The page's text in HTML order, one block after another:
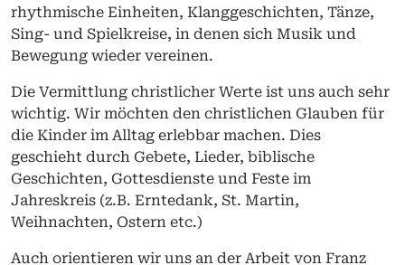
rhythmische Einheiten, Klanggeschichten, Tänze,
Sing- und Spielkreise, in denen sich Musik und
Bewegung wieder vereinen.
Die Vermittlung christlicher Werte ist uns auch sehr
wichtig. Wir möchten den christlichen Glauben für
die Kinder im Alltag erlebbar machen. Dies
geschieht durch Gebete, Lieder, biblische
Geschichten, Gottesdienste und Feste im
Jahreskreis (z.B. Erntedank, St. Martin,
Weihnachten, Ostern etc.)
Auch orientieren wir uns an der Arbeit von Franz